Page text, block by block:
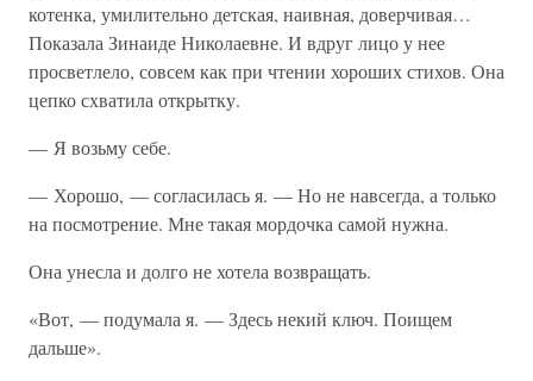
котенка, умилительно детская, наивная, доверчивая…
Показала Зинаиде Николаевне. И вдруг лицо у нее
просветлело, совсем как при чтении хороших стихов. Она
цепко схватила открытку.
— Я возьму себе.
— Хорошо, — согласилась я. — Но не навсегда, а только
на посмотрение. Мне такая мордочка самой нужна.
Она унесла и долго не хотела возвращать.
«Вот, — подумала я. — Здесь некий ключ. Поищем
дальше».